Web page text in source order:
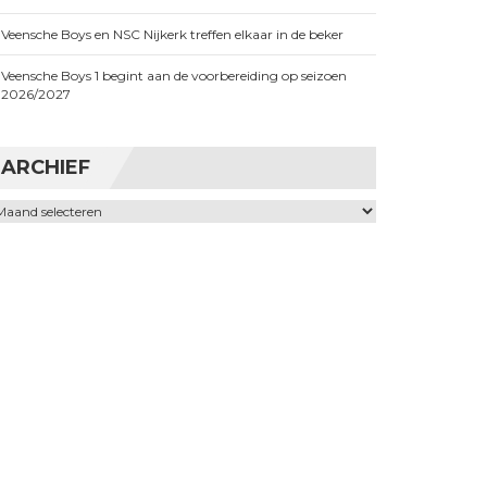
Veensche Boys en NSC Nijkerk treffen elkaar in de beker
Veensche Boys 1 begint aan de voorbereiding op seizoen
2026/2027
ARCHIEF